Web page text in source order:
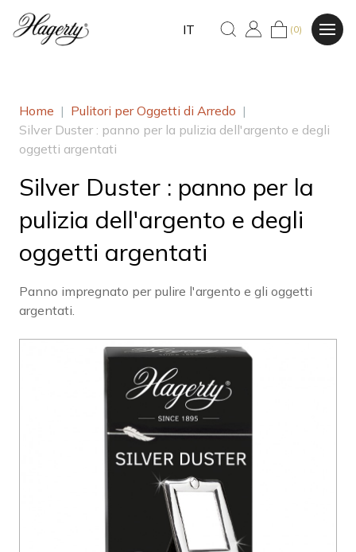
IT (0)
Home | Pulitori per Oggetti di Arredo |
Silver Duster : panno per la pulizia dell'argento e degli
oggetti argentati
Silver Duster : panno per la
pulizia dell'argento e degli
oggetti argentati
Panno impregnato per pulire l'argento e gli oggetti
argentati.